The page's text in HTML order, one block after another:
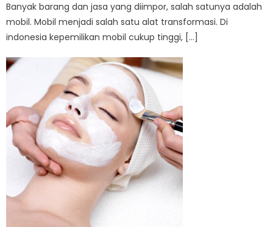
Banyak barang dan jasa yang diimpor, salah satunya adalah
mobil. Mobil menjadi salah satu alat transformasi. Di
indonesia kepemilikan mobil cukup tinggi, […]